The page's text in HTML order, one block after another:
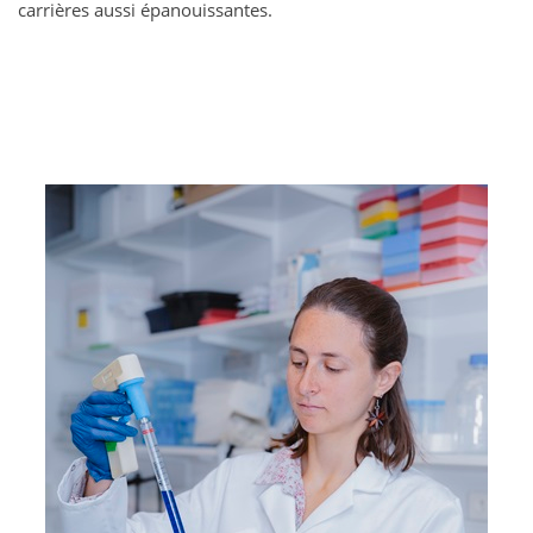
carrières aussi épanouissantes.